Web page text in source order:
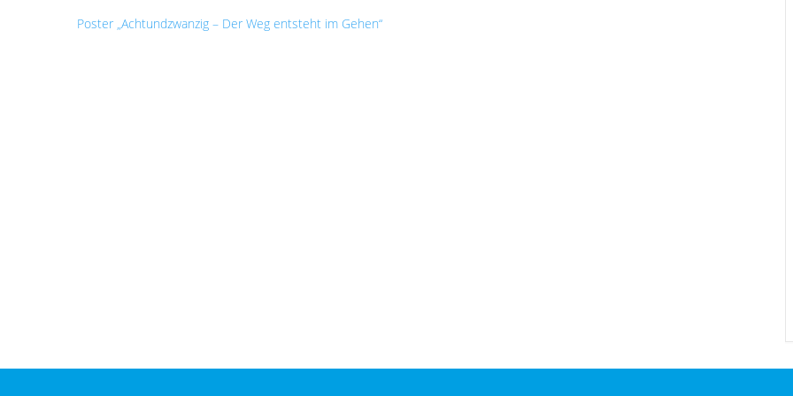
Poster „Achtundzwanzig – Der Weg entsteht im Gehen“